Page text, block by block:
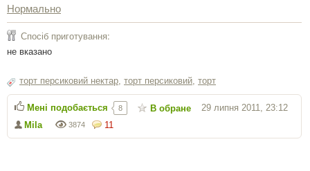
Нормально
Спосіб приготування:
не вказано
торт персиковий нектар, торт персиковий, торт
11
3874
Mila
29 липня 2011, 23:12
Мені подобається 8 В обране